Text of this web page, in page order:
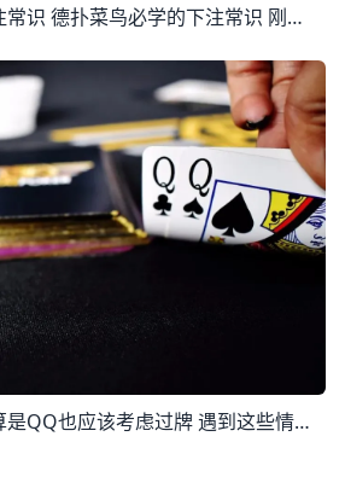
德扑菜鸟必学的下注常识 德扑菜鸟必学的下注常识 刚开始学习德州扑克的小伙伴们，学习好下注的方式，对你在德扑游戏中玩得更加顺畅，走得更远有很大的帮助，在德扑牌桌的对局中
遇到这些情况，就算是QQ也应该考虑过牌 遇到这些情况，就算是QQ也应该考虑过牌 Q♦Q♥翻前加注，被两个牌手跟注。翻牌全部是低牌（小于Q），因此你仍有一个高对（overpair）。接